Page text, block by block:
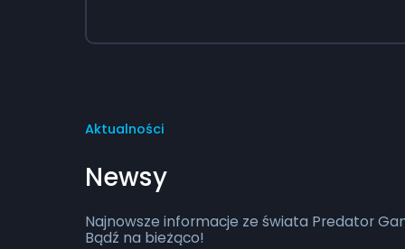
Aktualności
Newsy
Najnowsze informacje ze świata Predator
Bądź na bieżąco!